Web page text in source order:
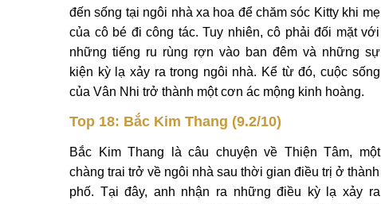
đến sống tại ngôi nhà xa hoa để chăm sóc Kitty khi mẹ
của cô bé đi công tác. Tuy nhiên, cô phải đối mặt với
những tiếng ru rùng rợn vào ban đêm và những sự
kiện kỳ lạ xảy ra trong ngôi nhà. Kể từ đó, cuộc sống
của Vân Nhi trở thành một cơn ác mộng kinh hoàng.
Top 18: Bắc Kim Thang (9.2/10)
Bắc Kim Thang là câu chuyện về Thiện Tâm, một
chàng trai trở về ngôi nhà sau thời gian điều trị ở thành
phố. Tại đây, anh nhận ra những điều kỳ lạ xảy ra